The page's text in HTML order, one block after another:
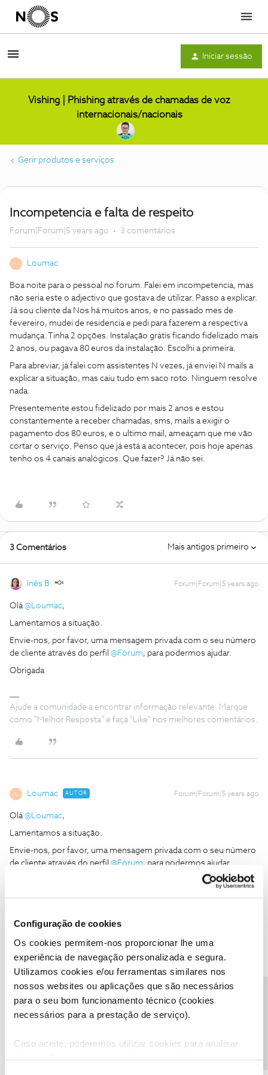
Configuração de cookies
Os cookies permitem-nos proporcionar lhe uma
experiência de navegação personalizada e segura.
Utilizamos cookies e/ou ferramentas similares nos
nossos websites ou aplicações que são necessários
para o seu bom funcionamento técnico (cookies
necessários para a prestação de serviço).
Caso aceite, poderemos utilizar cookies para analisar
Menu
Iniciar sessão
Vishing | Phishing através de chamadas de voz
internacionais/nacionais
Gerir produtos e serviços
Incompetencia e falta de respeito
Forum|Forum|5 years ago 3 comentários
Loumac
Boa noite para o pessoal no forum. Falei em incompetencia, mas
não seria este o adjectivo que gostava de utilizar. Passo a explicar.
Já sou cliente da Nos há muitos anos, e no passado mes de
fevereiro, mudei de residencia e pedi para fazerem a respectiva
mudança. Tinha 2 opções. Instalação grátis ficando fidelizado mais
2 anos, ou pagava 80 euros da instalação. Escolhi a primeira.
Para abreviar, já falei com assistentes N vezes, já enviei N mails a
explicar a situação, mas caiu tudo em saco roto. Ninguem resolve
nada.
Presentemente estou fidelizado por mais 2 anos e estou
constantemente a receber chamadas, sms, mails a exigir o
pagamento dos 80 euros, e o ultimo mail, ameaçam que me vão
cortar o serviço. Penso que já está a acontecer, pois hoje apenas
tenho os 4 canais analógicos. Que fazer? Já não sei.
3 Comentários Mais antigos primeiro
Inês B. Forum|Forum|5 years ago
Olá@Loumac,
Lamentamos a situação.
Envie-nos, por favor, uma mensagem privada com o seu número
de cliente através do perfil @Fórum, para podermos ajudar.
Obrigada
Ajude a comunidade a encontrar informação relevante. Marque
como "Melhor Resposta" e faça "Like" nos melhores comentários.
Loumac AUTOR Forum|Forum|5 years ago
Olá@Loumac,
Lamentamos a situação.
Envie-nos, por favor, uma mensagem privada com o seu número
de cliente através do perfil @Fórum, para podermos ajudar.
João H. Forum|Forum|5 years ago
Boa noite@Loumac,
Caso surja alguma questão, estamos sempre disponíveis para